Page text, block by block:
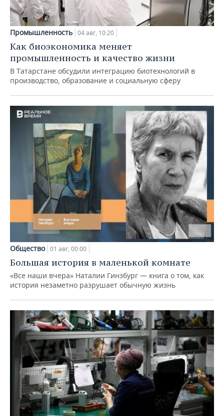
Промышленность 04 авг, 10:20
Как биоэкономика меняет
промышленность и качество жизни
В Татарстане обсудили интеграцию биотехнологий в
производство, образование и социальную сферу
Общество 01 авг, 00:00
Большая история в маленькой комнате
«Все наши вчера» Наталии Гинзбург — книга о том, как
история незаметно разрушает обычную жизнь